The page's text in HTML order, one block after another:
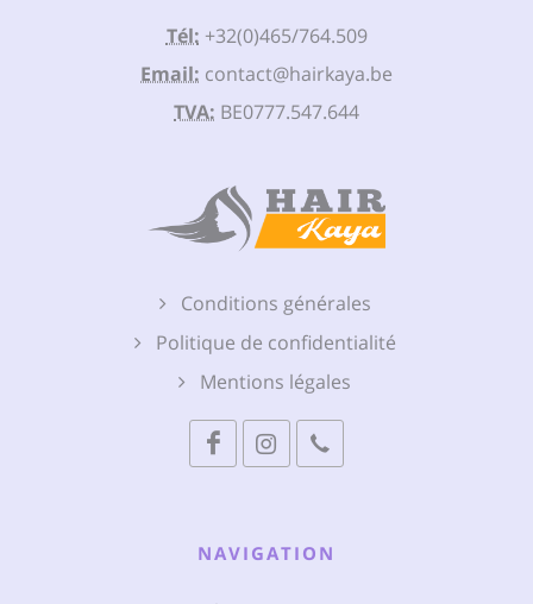
Tél: +32(0)465/764.509
Email: contact@hairkaya.be
TVA: BE0777.547.644
Conditions générales
Politique de confidentialité
Mentions légales
NAVIGATION